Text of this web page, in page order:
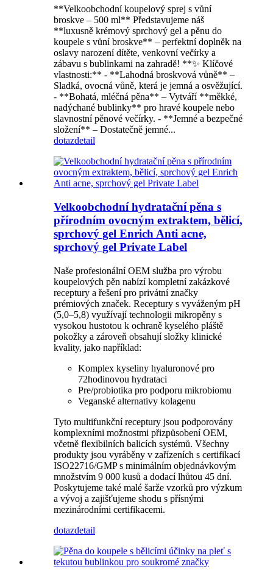
**Velkoobchodní koupelový sprej s vůní
broskve – 500 ml** Představujeme náš
**luxusně krémový sprchový gel a pěnu do
koupele s vůní broskve** – perfektní doplněk na
oslavy narození dítěte, venkovní večírky a
zábavu s bublinkami na zahradě! **✨ Klíčové
vlastnosti:** - **Lahodná broskvová vůně** –
Sladká, ovocná vůně, která je jemná a osvěžující.
- **Bohatá, mléčná pěna** – Vytváří **měkké,
nadýchané bublinky** pro hravé koupele nebo
slavnostní pěnové večírky. - **Jemné a bezpečné
složení** – Dostatečně jemné...
dotazdetail
Velkoobchodní hydratační pěna s
přírodním ovocným extraktem, bělicí,
sprchový gel Enrich Anti acne,
sprchový gel Private Label
Naše profesionální OEM služba pro výrobu
koupelových pěn nabízí kompletní zakázkové
receptury a řešení pro privátní značky
prémiových značek. Receptury s vyváženým pH
(5,0–5,8) využívají technologii mikropěny s
vysokou hustotou k ochraně kyselého pláště
pokožky a zároveň obsahují složky klinické
kvality, jako například:
Komplex kyseliny hyaluronové pro
72hodinovou hydrataci
Pre/probiotika pro podporu mikrobiomu
Veganské alternativy kolagenu
Tyto multifunkční receptury jsou podporovány
komplexními možnostmi přizpůsobení OEM,
včetně flexibilních balicích systémů. Všechny
produkty jsou vyráběny v zařízeních s certifikací
ISO22716/GMP s minimálním objednávkovým
množstvím 9 000 kusů a dodací lhůtou 45 dní.
Poskytujeme také malé šarže vzorků pro výzkum
a vývoj a zajišťujeme shodu s přísnými
mezinárodními certifikacemi.
dotazdetail